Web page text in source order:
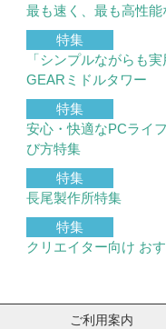
最も速く、最も高性能
特集
「シンプルながらも
GEARミドルタワー
特集
安心・快適なPCライ
び方特集
特集
長尾製作所特集
特集
クリエイター向け お
ご利用案内